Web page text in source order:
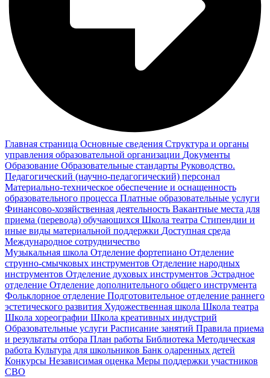
Главная страница Основные сведения Структура и органы
управления образовательной организации Документы
Образование Образовательные стандарты Руководство.
Педагогический (научно-педагогический) персонал
Материально-техническое обеспечение и оснащенность
образовательного процесса Платные образовательные услуги
Финансово-хозяйственная деятельность Вакантные места для
приема (перевода) обучающихся Школа театра Стипендии и
иные виды материальной поддержки Доступная среда
Международное сотрудничество
Музыкальная школа Отделение фортепиано Отделение
струнно-смычковых инструментов Отделение народных
инструментов Отделение духовых инструментов Эстрадное
отделение Отделение дополнительного общего инструмента
Фольклорное отделение Подготовительное отделение раннего
эстетического развития Художественная школа Школа‌‌‌‌ театра
Школа хореографии Школа креативных индустрий
Образовательные услуги Расписание занятий Правила приема
и результаты отбора План работы Библиотека Методическая
работа Культура для школьников Банк одаренных детей
Конкурсы Независимая оценка Меры поддержки участников
СВО